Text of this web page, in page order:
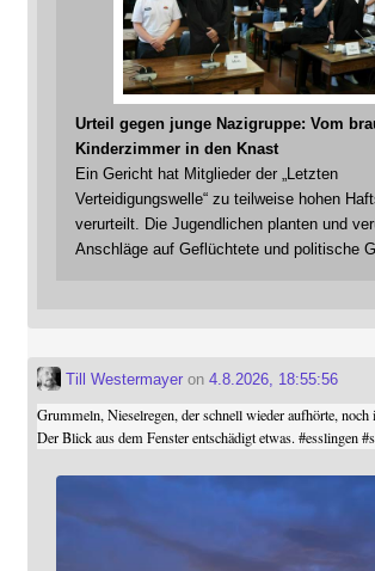
Urteil gegen junge Nazigruppe: Vom
Kinderzimmer in den Knast
Ein Gericht hat Mitglieder der „Letzten
Verteidigungswelle“ zu teilweise hohen
verurteilt. Die Jugendlichen planten und
Anschläge auf Geflüchtete und politische
Till Westermayeron 4.8.2026, 18:55:56
Grummeln, Nieselregen, der schnell wieder aufhörte,
Der Blick aus dem Fenster entschädigt etwas. #esslingen #